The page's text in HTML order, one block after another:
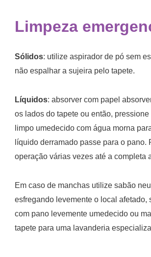
Limpeza
Sólidos: utilize aspirador de pó sem
não espalhar a sujeira pelo tapete.
Líquidos: absorver com papel
os lados do tapete ou então, pressione
limpo umedecido com água morna
líquido derramado passe para o pano.
operação várias vezes até a completa
Em caso de manchas utilize sabão
esfregando levemente o local afetado,
com pano levemente umedecido ou
tapete para uma lavanderia